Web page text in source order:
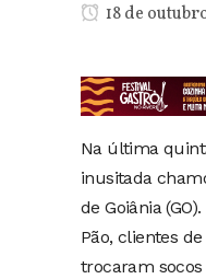
18 de
Na última
inusitada
de Goiânia
Pão, clientes
trocaram